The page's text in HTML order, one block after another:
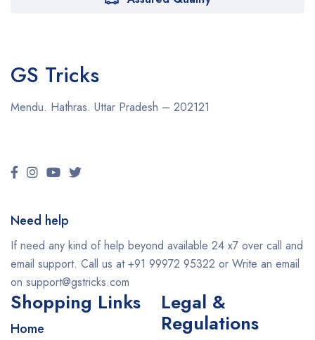
GS Tricks
Mendu. Hathras. Uttar Pradesh – 202121
Need help
If need any kind of help beyond available 24 x7 over call and
email support. Call us at +91 99972 95322 or Write an email
on support@gstricks.com
Shopping Links
Home
Legal &
Regulations